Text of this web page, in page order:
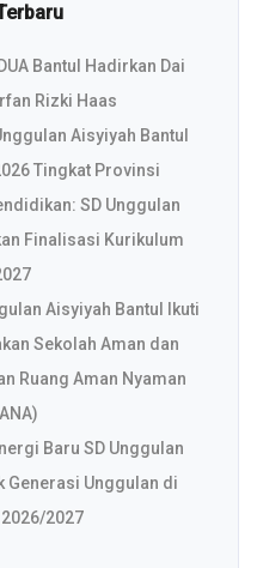
Bantul Hadirkan Dai
Rizki Haas
Aisyiyah Bantul
Tingkat Provinsi
SD Unggulan
Finalisasi Kurikulum
Aisyiyah Bantul Ikuti
Sekolah Aman dan
Ruang Aman Nyaman
Baru SD Unggulan
Generasi Unggulan di
2027